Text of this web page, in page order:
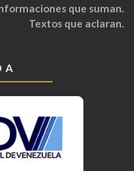
que suman.
Textos que aclaran.
A